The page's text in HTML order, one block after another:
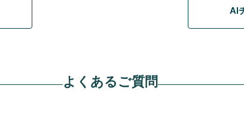
AI
よくあるご質問